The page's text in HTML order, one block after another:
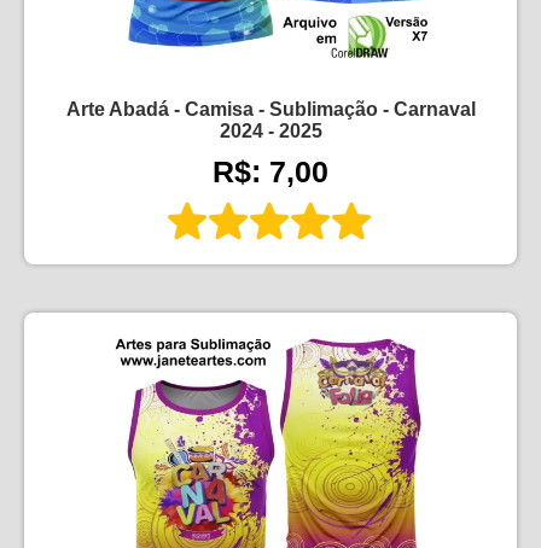
Arte Abadá - Camisa - Sublimação - Carnaval
2024 - 2025
R$: 7,00